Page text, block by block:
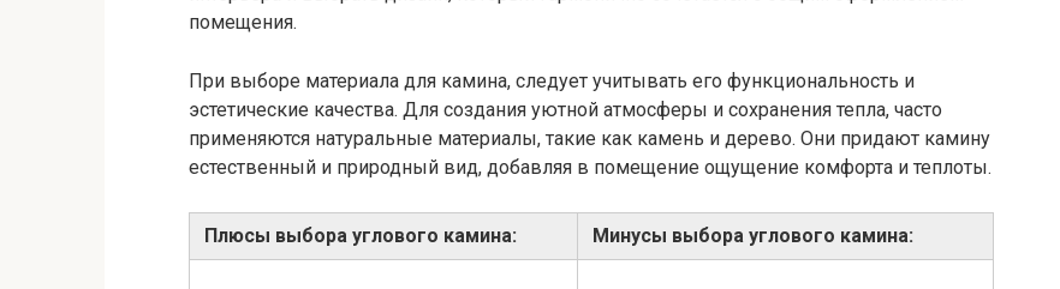
помещения.
При выборе материала для камина, следует учитывать его функциональность и
эстетические качества. Для создания уютной атмосферы и сохранения тепла, часто
применяются натуральные материалы, такие как камень и дерево. Они придают камину
естественный и природный вид, добавляя в помещение ощущение комфорта и теплоты.
Плюсы выбора углового камина: Минусы выбора углового камина: